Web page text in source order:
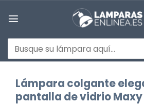
Buscar
por:
Lámpara colgante
pantalla de vidrio Maxy